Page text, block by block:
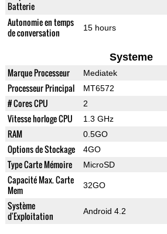
Batterie
Autonomie en temps
de conversation
15 hours
Systeme
Marque Processeur Mediatek
Processeur Principal MT6572
# Cores CPU 2
Vitesse horloge CPU 1.3 GHz
RAM 0.5GO
Options de Stockage 4GO
Type Carte Mémoire MicroSD
Capacité Max. Carte
Mem
32GO
Système
d'Exploitation
Android 4.2